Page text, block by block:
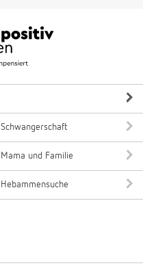
Schwangerschaft
Mama und Familie
Hebammensuche